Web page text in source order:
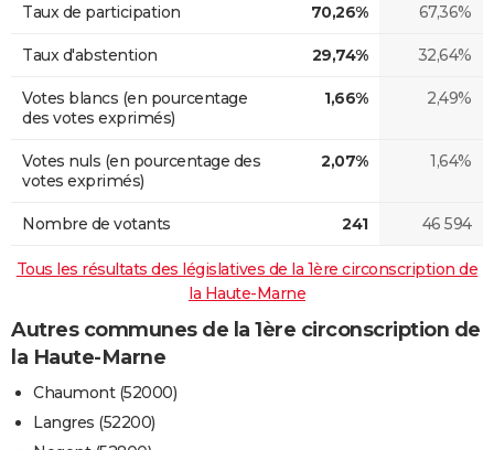
Taux de participation 70,26% 67,36%
Taux d'abstention 29,74% 32,64%
Votes blancs (en pourcentage
des votes exprimés)
1,66% 2,49%
Votes nuls (en pourcentage des
votes exprimés)
2,07% 1,64%
Nombre de votants 241 46 594
Tous les résultats des législatives de la 1ère circonscription de
la Haute-Marne
Autres communes de la 1ère circonscription de
la Haute-Marne
Chaumont (52000)
Langres (52200)